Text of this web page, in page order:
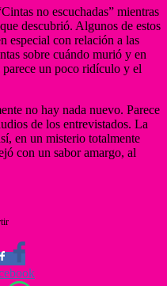
no escuchadas” mientras
descubrió. Algunos de estos
especial con relación a las
sobre cuándo murió y en
un poco ridículo y el
no hay nada nuevo. Parece
de los entrevistados. La
en un misterio totalmente
con un sabor amargo, al